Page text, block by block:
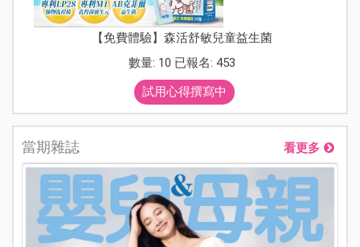
【免費體驗】森活舒敏兒童益生菌
數量: 10 已報名: 453
試用心得撰寫中
當期雜誌 看更多